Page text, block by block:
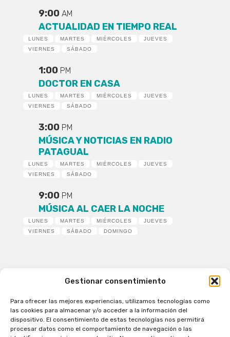
Gestionar consentimiento
Para ofrecer las mejores experiencias, utilizamos tecnologías como
las cookies para almacenar y/o acceder a la información del
dispositivo. El consentimiento de estas tecnologías nos permitirá
procesar datos como el comportamiento de navegación o las
9:00 AM
ACTUALIDAD EN TIEMPO REAL
LUNES MARTES MIÉRCOLES
JUEVES
VIERNES
SÁBADO
1:00 PM
DOCTOR EN CASA
LUNES MARTES MIÉRCOLES
JUEVES
VIERNES
SÁBADO
3:00 PM
MÚSICA Y NOTICIAS EN RADIO
PATAGUAL
LUNES MARTES MIÉRCOLES
JUEVES
VIERNES
SÁBADO
9:00 PM
MÚSICA AL CAER LA NOCHE
LUNES MARTES MIÉRCOLES
JUEVES
VIERNES
SÁBADO DOMINGO
Patagual Radio Digital 2026 - Todos los derechos
reservados